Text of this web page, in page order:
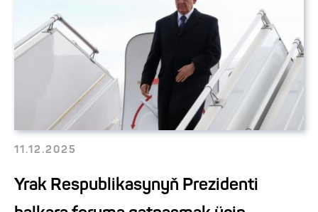
11.12.2025
Yrak Respublikasynyň Prezidenti